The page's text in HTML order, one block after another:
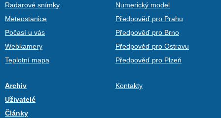
Radarové snímky
Meteostanice
Počasí u vás
Webkamery
Teplotní mapa
Numerický model
Předpověď pro Prahu
Předpověď pro Brno
Předpověď pro Ostravu
Předpověď pro Plzeň
Archiv
Uživatelé
Články
Kontakty